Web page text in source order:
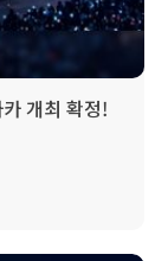
개최 확정!